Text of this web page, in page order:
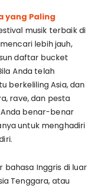
yang Paling
musik terbaik di
lebih jauh,
daftar bucket
Anda telah
berkeliling Asia, dan
rave, dan pesta
benar-benar
untuk menghadiri
bahasa Inggris di luar
Tenggara, atau